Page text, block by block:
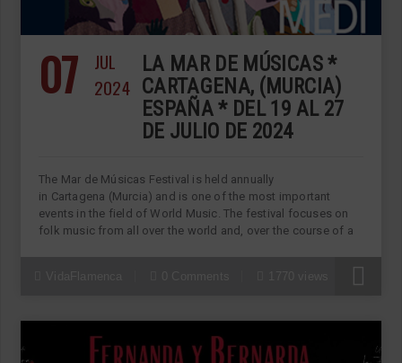
07
JUL
2024
LA MAR DE MÚSICAS *
CARTAGENA, (MURCIA)
ESPAÑA * DEL 19 AL 27
DE JULIO DE 2024
The Mar de Músicas Festival is held annually
in Cartagena (Murcia) and is one of the most important
events in the field of World Music. The festival focuses on
folk music from all over the world and, over the course of a